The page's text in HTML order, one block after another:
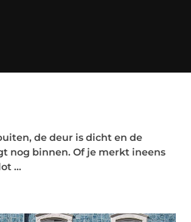
de deur is dicht en de
nog binnen. Of je merkt ineens
...